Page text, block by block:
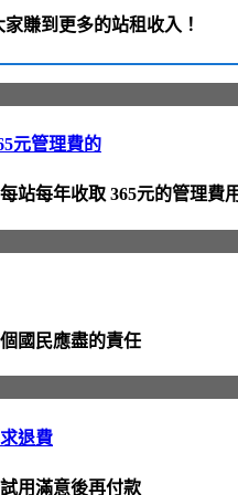
賺到更多的站租收入！
元管理費的
站每年收取 365元的管理費
國民應盡的責任
退費
用滿意後再付款